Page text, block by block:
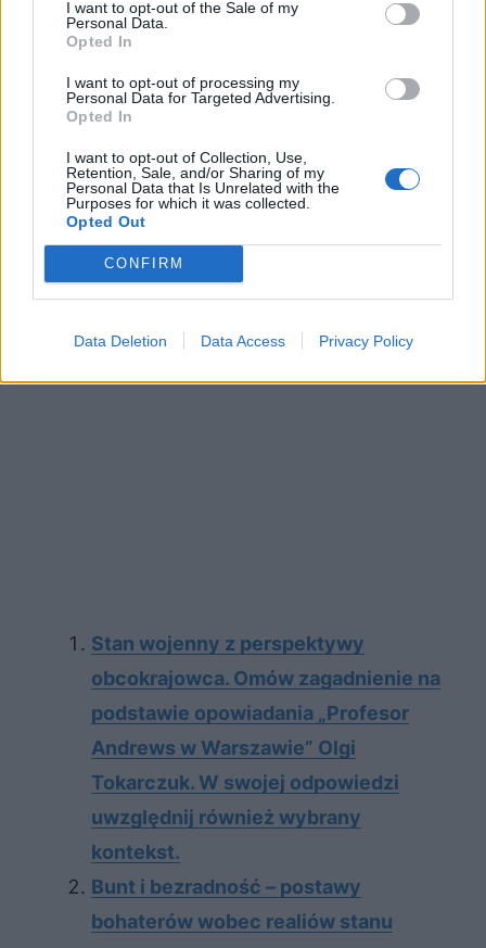
I want to opt-out of the Sale of my
Personal Data.
Opted In
I want to opt-out of processing my
Personal Data for Targeted Advertising.
Opted In
I want to opt-out of Collection, Use,
Retention, Sale, and/or Sharing of my
Personal Data that Is Unrelated with the
Purposes for which it was collected.
Opted Out
CONFIRM
Data Deletion Data Access Privacy Policy
nienawiści, skłonna do agresji.
Sprawdź także:
Stan wojenny z perspektywy
obcokrajowca. Omów zagadnienie na
podstawie opowiadania „Profesor
Andrews w Warszawie” Olgi
Tokarczuk. W swojej odpowiedzi
uwzględnij również wybrany
kontekst.
Bunt i bezradność – postawy
bohaterów wobec realiów stanu